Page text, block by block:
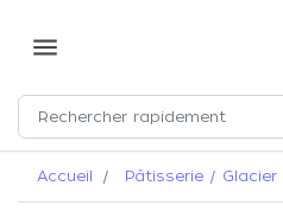
menu
Accueil Pâtisserie / Glacier